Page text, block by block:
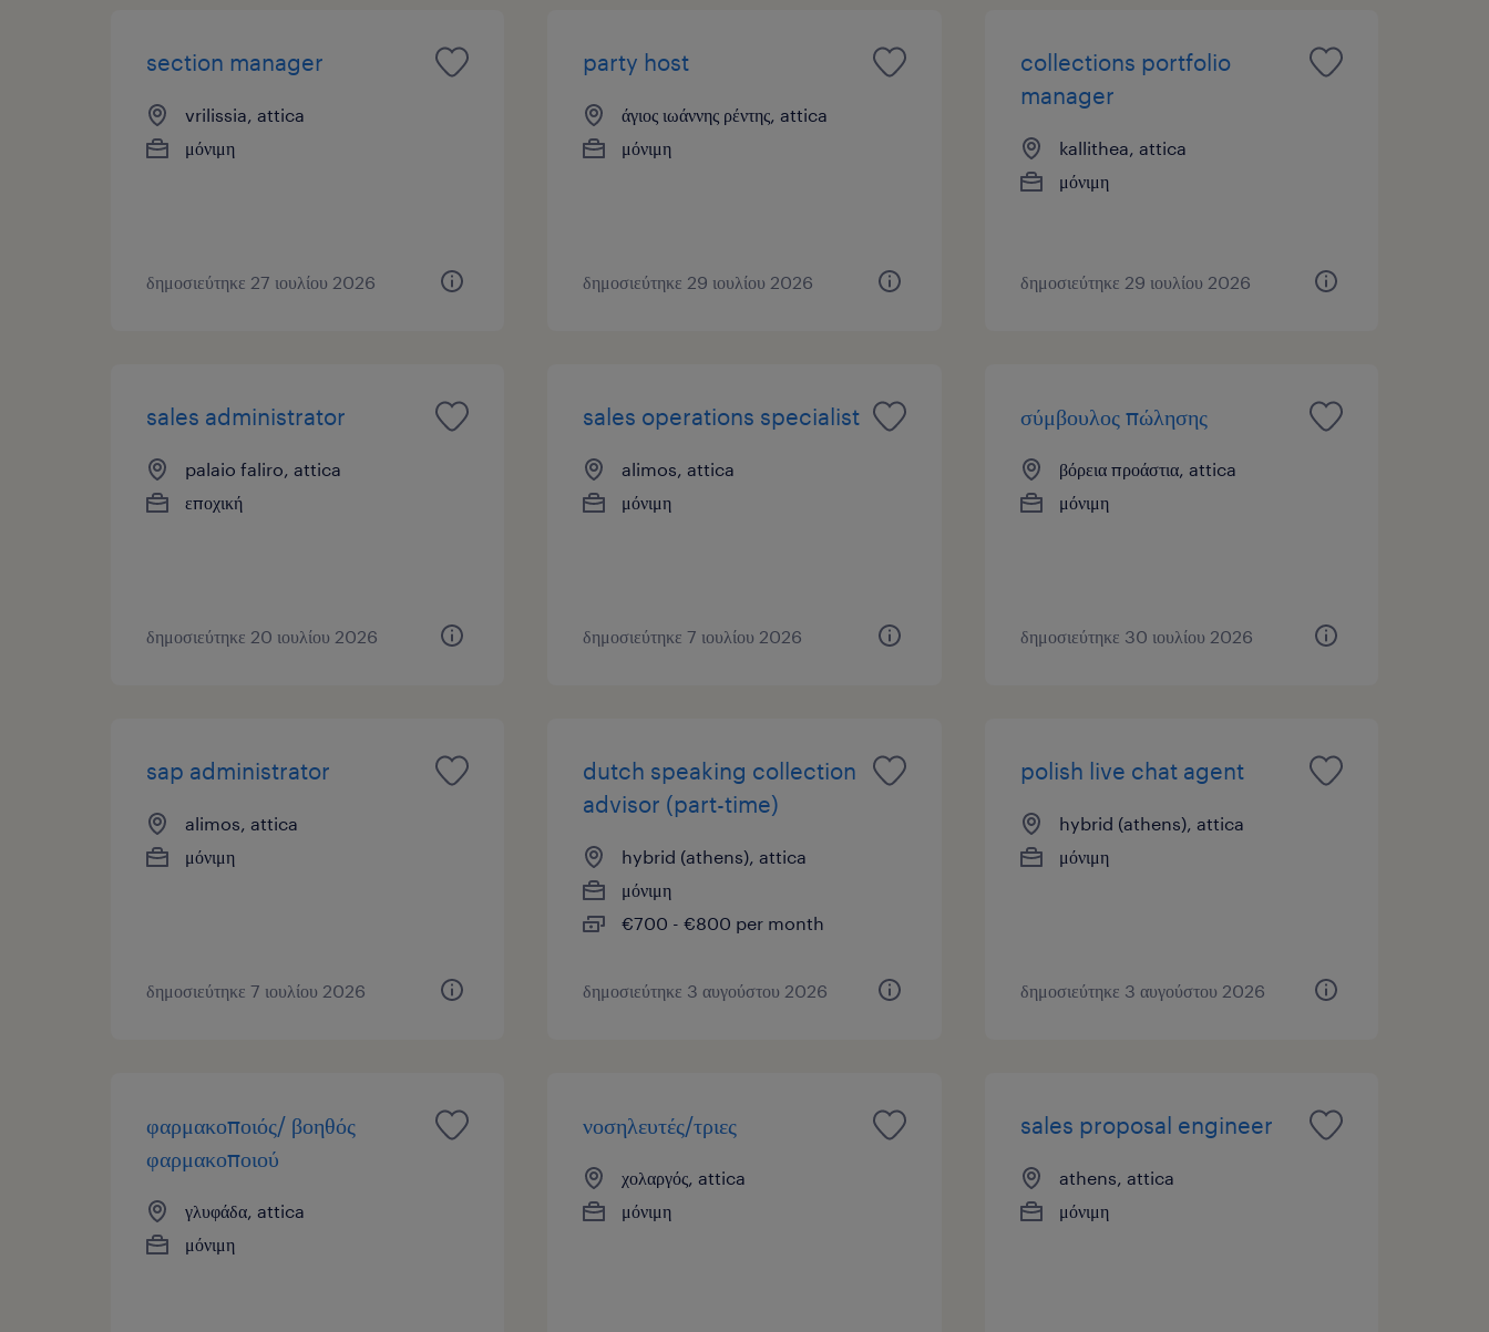
section manager
vrilissia, attica
μόνιμη
δημοσιεύτηκε 27 ιουλίου 2026
party host
άγιος ιωάννης ρέντης, attica
μόνιμη
δημοσιεύτηκε 29 ιουλίου 2026
collections portfolio
manager
kallithea, attica
μόνιμη
δημοσιεύτηκε 29 ιουλίου 2026
sales administrator
palaio faliro, attica
εποχική
δημοσιεύτηκε 20 ιουλίου 2026
sales operations specialist
alimos, attica
μόνιμη
δημοσιεύτηκε 7 ιουλίου 2026
σύμβουλος πώλησης
βόρεια προάστια, attica
μόνιμη
δημοσιεύτηκε 30 ιουλίου 2026
sap administrator
alimos, attica
μόνιμη
δημοσιεύτηκε 7 ιουλίου 2026
dutch speaking collection
advisor (part-time)
hybrid (athens), attica
μόνιμη
€700 - €800 per month
δημοσιεύτηκε 3 αυγούστου 2026
polish live chat agent
hybrid (athens), attica
μόνιμη
δημοσιεύτηκε 3 αυγούστου 2026
φαρμακοποιός/ βοηθός
φαρμακοποιού
γλυφάδα, attica
μόνιμη
νοσηλευτές/τριες
χολαργός, attica
μόνιμη
sales proposal engineer
athens, attica
μόνιμη